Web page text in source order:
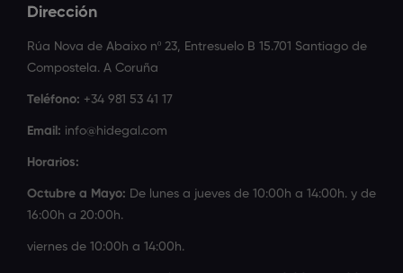
Dirección
Rúa Nova de Abaixo nº 23, Entresuelo B 15.701 Santiago de
Compostela. A Coruña
Teléfono: +34 981 53 41 17
Email: info@hidegal.com
Horarios:
Octubre a Mayo: De lunes a jueves de 10:00h a 14:00h. y de
16:00h a 20:00h.
viernes de 10:00h a 14:00h.